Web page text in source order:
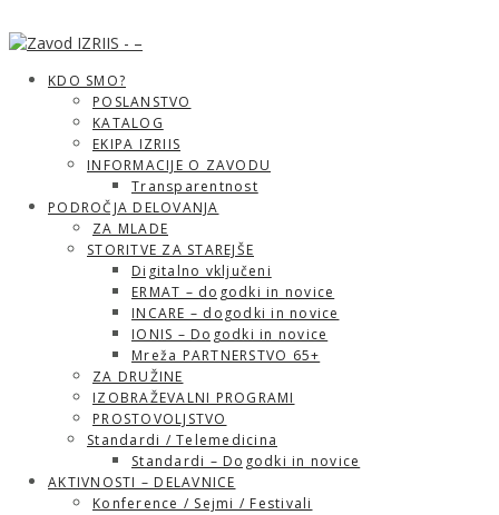
KDO SMO?
POSLANSTVO
KATALOG
EKIPA IZRIIS
INFORMACIJE O ZAVODU
Transparentnost
PODROČJA DELOVANJA
ZA MLADE
STORITVE ZA STAREJŠE
Digitalno vključeni
ERMAT – dogodki in novice
INCARE – dogodki in novice
IONIS – Dogodki in novice
Mreža PARTNERSTVO 65+
ZA DRUŽINE
IZOBRAŽEVALNI PROGRAMI
PROSTOVOLJSTVO
Standardi / Telemedicina
Standardi – Dogodki in novice
AKTIVNOSTI – DELAVNICE
Konference / Sejmi / Festivali